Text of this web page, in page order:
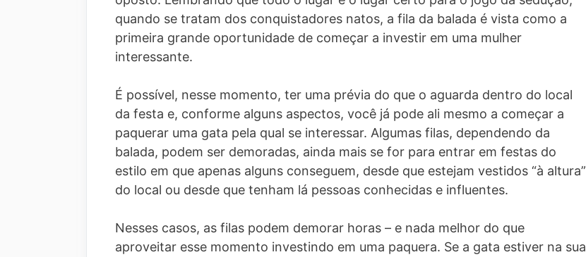
quando se tratam dos conquistadores natos, a fila da balada é vista como a
primeira grande oportunidade de começar a investir em uma mulher
interessante.
É possível, nesse momento, ter uma prévia do que o aguarda dentro do local
da festa e, conforme alguns aspectos, você já pode ali mesmo a começar a
paquerar uma gata pela qual se interessar. Algumas filas, dependendo da
balada, podem ser demoradas, ainda mais se for para entrar em festas do
estilo em que apenas alguns conseguem, desde que estejam vestidos “à altura”
do local ou desde que tenham lá pessoas conhecidas e influentes.
Nesses casos, as filas podem demorar horas – e nada melhor do que
aproveitar esse momento investindo em uma paquera. Se a gata estiver na sua